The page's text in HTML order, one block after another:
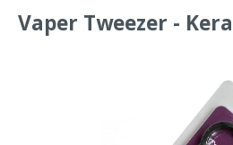
Vaper Tweezer -